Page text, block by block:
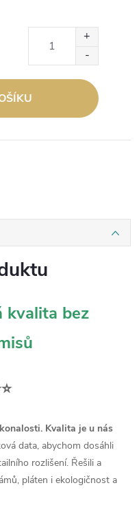
kvalita bez
Kvalita je u nás
data, abychom dosáhli
rozlišení. Řešili a
pláten i ekologičnost a